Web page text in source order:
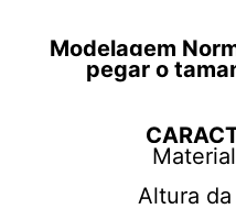
Modelagem
pegar o
Altura